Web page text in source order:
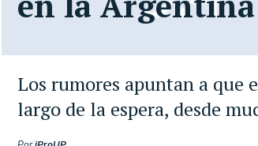
Los rumores apuntan a que
largo de la espera, desde